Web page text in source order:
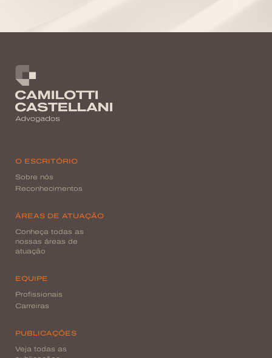
O ESCRITÓRIO
Sobre nós
Reconhecimentos
ÁREAS DE ATUAÇÃO
Conheça todas as
nossas áreas de
atuação
EQUIPE
Profissionais
Carreiras
PUBLICAÇÕES
Veja todas as